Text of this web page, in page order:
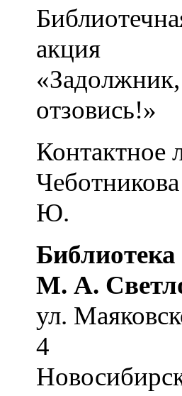
акция
«Задолжник,
отзовись!»
Контактное
Ю.
М. А.
ул.
4